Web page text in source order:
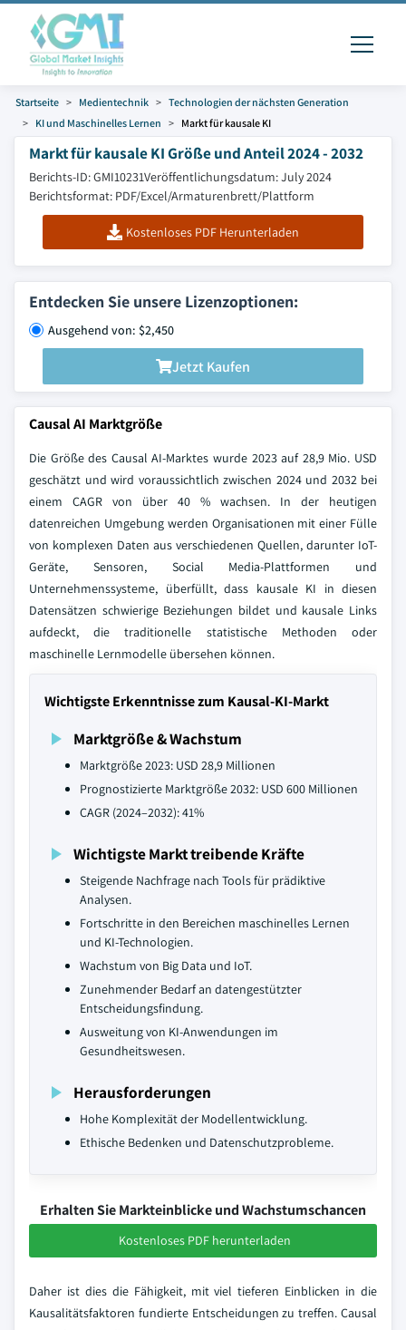
Startseite Medientechnik
Technologien der nächsten Generation
KI und Maschinelles Lernen
Markt für kausale KI
Markt für kausale KI Größe und Anteil 2024 - 2032
Berichts-ID: GMI10231Veröffentlichungsdatum: July 2024
Berichtsformat: PDF/Excel/Armaturenbrett/Plattform
Kostenloses PDF Herunterladen
Entdecken Sie unsere Lizenzoptionen:
Ausgehend von: $2,450
Jetzt Kaufen
Causal AI Marktgröße
Die Größe des Causal AI-Marktes wurde 2023 auf 28,9 Mio. USD
geschätzt und wird voraussichtlich zwischen 2024 und 2032 bei
einem CAGR von über 40 % wachsen. In der heutigen
datenreichen Umgebung werden Organisationen mit einer Fülle
von komplexen Daten aus verschiedenen Quellen, darunter IoT-
Geräte, Sensoren, Social Media-Plattformen und
Unternehmenssysteme, überfüllt, dass kausale KI in diesen
Datensätzen schwierige Beziehungen bildet und kausale Links
aufdeckt, die traditionelle statistische Methoden oder
maschinelle Lernmodelle übersehen können.
Wichtigste Erkenntnisse zum Kausal-KI-Markt
Marktgröße & Wachstum
Marktgröße 2023: USD 28,9 Millionen
Prognostizierte Marktgröße 2032: USD 600 Millionen
CAGR (2024–2032): 41%
Wichtigste Markt treibende Kräfte
Steigende Nachfrage nach Tools für prädiktive
Analysen.
Fortschritte in den Bereichen maschinelles Lernen
und KI-Technologien.
Wachstum von Big Data und IoT.
Zunehmender Bedarf an datengestützter
Entscheidungsfindung.
Ausweitung von KI-Anwendungen im
Gesundheitswesen.
Herausforderungen
Hohe Komplexität der Modellentwicklung.
Ethische Bedenken und Datenschutzprobleme.
Erhalten Sie Markteinblicke und Wachstumschancen
Kostenloses PDF herunterladen
Daher ist dies die Fähigkeit, mit viel tieferen Einblicken in die
Kausalitätsfaktoren fundierte Entscheidungen zu treffen. Causal